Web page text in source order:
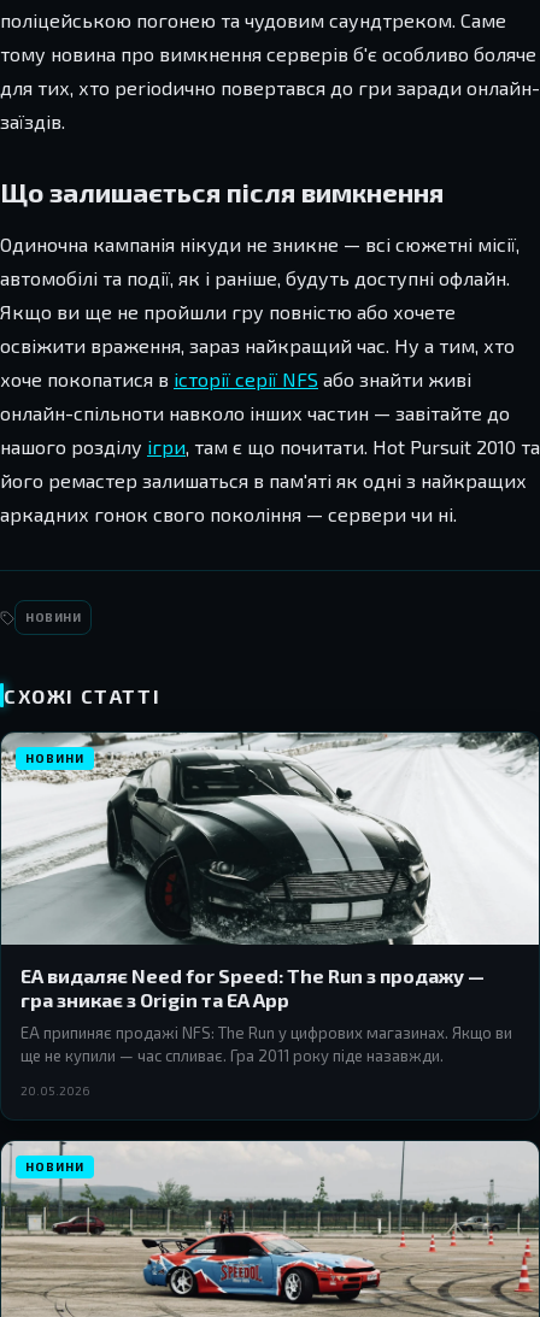
поліцейською погонею та чудовим саундтреком. Саме
тому новина про вимкнення серверів б'є особливо боляче
для тих, хто periodично повертався до гри заради онлайн-
заїздів.
Що залишається після вимкнення
Одиночна кампанія нікуди не зникне — всі сюжетні місії,
автомобілі та події, як і раніше, будуть доступні офлайн.
Якщо ви ще не пройшли гру повністю або хочете
освіжити враження, зараз найкращий час. Ну а тим, хто
хоче покопатися в історії серії NFS або знайти живі
онлайн-спільноти навколо інших частин — завітайте до
нашого розділу ігри, там є що почитати. Hot Pursuit 2010 та
його ремастер залишаться в пам'яті як одні з найкращих
аркадних гонок свого покоління — сервери чи ні.
НОВИНИ
СХОЖІ СТАТТІ
НОВИНИ
EA видаляє Need for Speed: The Run з продажу —
гра зникає з Origin та EA App
EA припиняє продажі NFS: The Run у цифрових магазинах. Якщо ви
ще не купили — час спливає. Гра 2011 року піде назавжди.
20.05.2026
НОВИНИ